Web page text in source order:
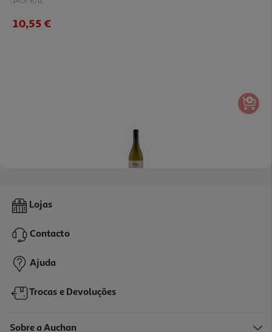
10,55 €
Vinho Branco Pôpa History Douro 0.75l
7,99 €
Lojas
Contacto
Ajuda
Trocas e Devoluções
Sobre a Auchan